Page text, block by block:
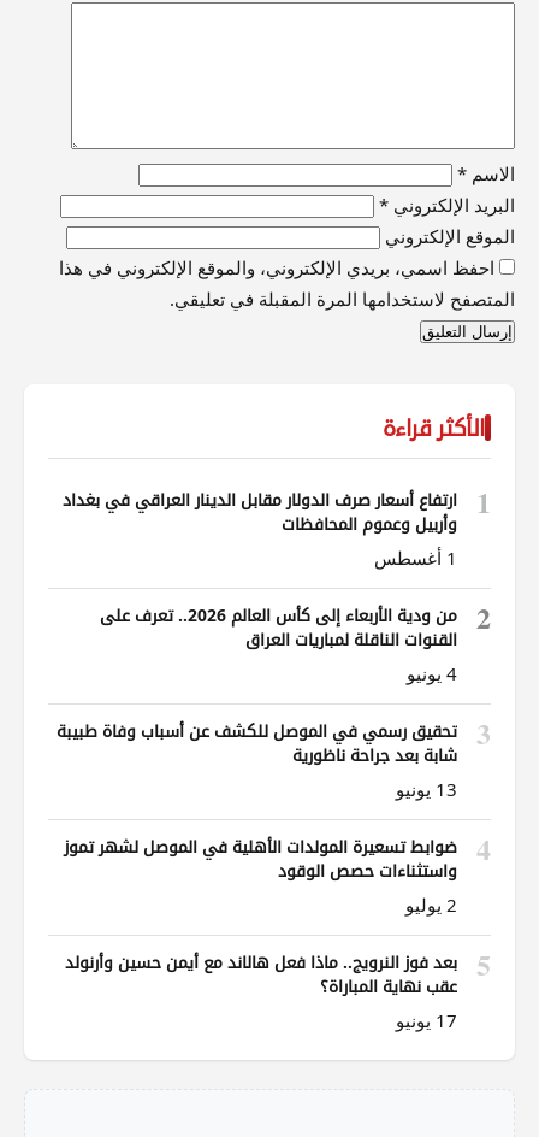
الاسم *
البريد الإلكتروني *
الموقع الإلكتروني
احفظ اسمي، بريدي الإلكتروني، والموقع الإلكتروني في هذا
المتصفح لاستخدامها المرة المقبلة في تعليقي.
الأكثر قراءة
1
ارتفاع أسعار صرف الدولار مقابل الدينار العراقي في بغداد
وأربيل وعموم المحافظات
1 أغسطس
2
من ودية الأربعاء إلى كأس العالم 2026.. تعرف على
القنوات الناقلة لمباريات العراق
4 يونيو
3
تحقيق رسمي في الموصل للكشف عن أسباب وفاة طبيبة
شابة بعد جراحة ناظورية
13 يونيو
4
ضوابط تسعيرة المولدات الأهلية في الموصل لشهر تموز
واستثناءات حصص الوقود
2 يوليو
5
بعد فوز النرويج.. ماذا فعل هالاند مع أيمن حسين وأرنولد
عقب نهاية المباراة؟
17 يونيو